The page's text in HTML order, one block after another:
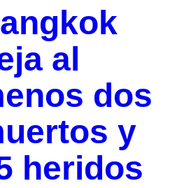
al
dos
y
heridos